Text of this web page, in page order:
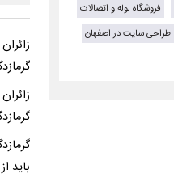
باید
فروشگاه لوله و اتصالات
طراحی سایت در اصفهان